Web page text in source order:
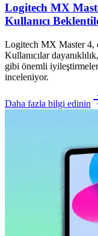
Logitech MX
Kullanıcı
Logitech MX Master 4,
Kullanıcılar
gibi önemli
inceleniyor.
Daha fazla bilgi edinin